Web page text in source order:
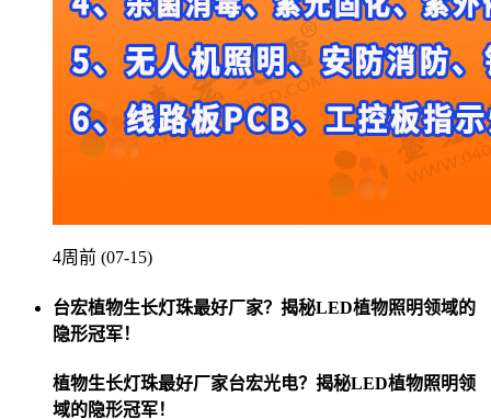
4周前 (07-15)
台宏植物生长灯珠最好厂家？揭秘LED植物照明领域的
隐形冠军！
植物生长灯珠最好厂家台宏光电？揭秘LED植物照明领
域的隐形冠军！